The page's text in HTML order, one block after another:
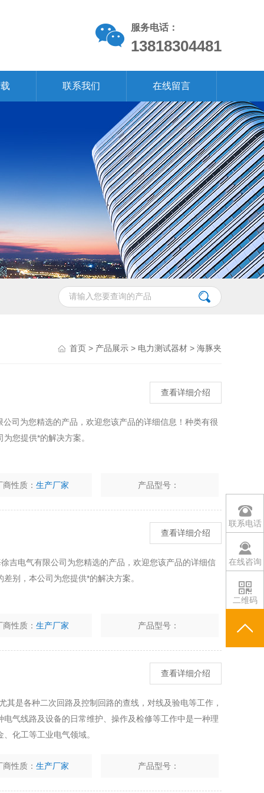
服务电话：
13818304481
联系我们 在线留言
首页 > 产品展示 > 电力测试器材 > 海豚夹
查看详细介绍
司为您精选的产品，欢迎您该产品的详细信息！种类有很
您提供*的解决方案。
商性质：生产厂家 产品型号：
查看详细介绍
吉电气有限公司为您精选的产品，欢迎您该产品的详细信
别，本公司为您提供*的解决方案。
商性质：生产厂家 产品型号：
查看详细介绍
是各种二次回路及控制回路的查线，对线及验电等工作，
气线路及设备的日常维护、操作及检修等工作中是一种理
化工等工业电气领域。
商性质：生产厂家 产品型号：
联系电话
在线咨询
二维码